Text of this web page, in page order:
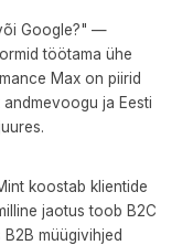
Google?" —
töötama ühe
Max on piirid
ja Eesti
koostab klientide
jaotus toob B2C
müügivihjed